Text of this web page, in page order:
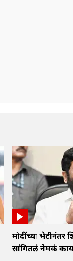
मोदींच्या भेटीनंतर
सांगितलं नेमकं